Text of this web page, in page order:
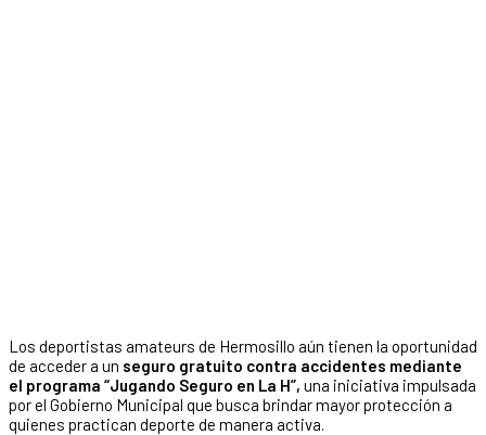
Los deportistas amateurs de Hermosillo aún tienen la oportunidad
de acceder a un seguro gratuito contra accidentes mediante
el programa “Jugando Seguro en La H”, una iniciativa impulsada
por el Gobierno Municipal que busca brindar mayor protección a
quienes practican deporte de manera activa.